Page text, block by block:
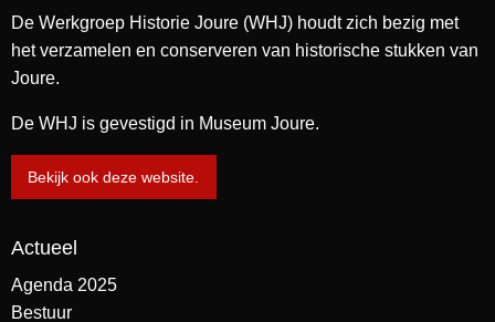
De Werkgroep Historie Joure (WHJ) houdt zich bezig met
het verzamelen en conserveren van historische stukken van
Joure.
De WHJ is gevestigd in Museum Joure.
Bekijk ook deze website.
Actueel
Agenda 2025
Bestuur